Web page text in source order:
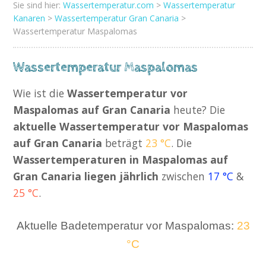
Sie sind hier:Wassertemperatur.com >Wassertemperatur
Kanaren >Wassertemperatur Gran Canaria >
Wassertemperatur Maspalomas
Wassertemperatur Maspalomas
Wie ist dieWassertemperatur vor
Maspalomas auf Gran Canaria heute? Die
aktuelle Wassertemperatur vor Maspalomas
auf Gran Canaria beträgt 23 °C. Die
Wassertemperaturen in Maspalomas auf
Gran Canaria liegen jährlich zwischen 17 °C &
25 °C.
Aktuelle Badetemperatur vor Maspalomas: 23
°C